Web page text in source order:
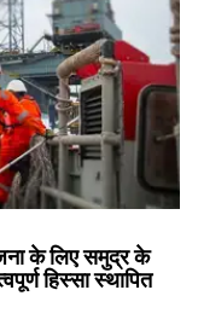
के लिए समुद्र के
हिस्सा स्थापित